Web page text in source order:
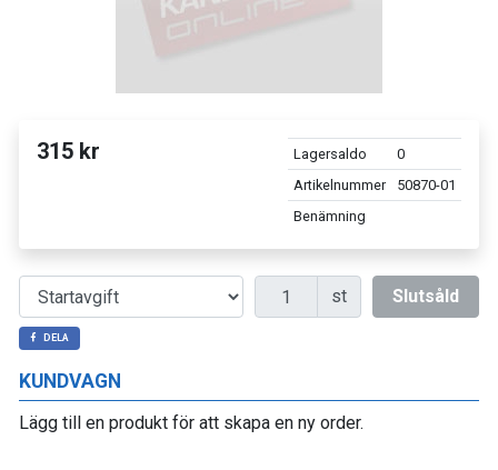
KUNDVAGN
Lägg till en produkt för att skapa en ny order.
315 kr Lagersaldo
0
Artikelnummer
50870-01
Benämning
Antal st Slutsåld
DELA